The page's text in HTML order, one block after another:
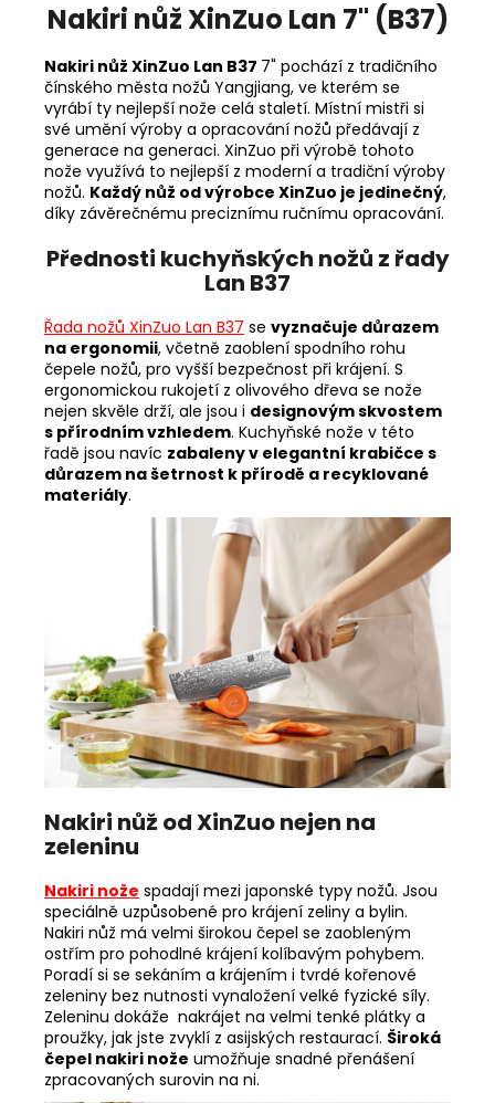
Nakiri nůž XinZuo Lan 7" (B37)
Nakiri nůž XinZuo Lan B37 7" pochází z tradičního
čínského města nožů Yangjiang, ve kterém se
vyrábí ty nejlepší nože celá staletí. Místní mistři si
své umění výroby a opracování nožů předávají z
generace na generaci. XinZuo při výrobě tohoto
nože využívá to nejlepší z moderní a tradiční výroby
nožů. Každý nůž od výrobce XinZuo je jedinečný,
díky závěrečnému preciznímu ručnímu opracování.
Přednosti kuchyňských nožů z řady
Lan B37
Řada nožů XinZuo Lan B37 se vyznačuje důrazem
na ergonomii, včetně zaoblení spodního rohu
čepele nožů, pro vyšší bezpečnost při krájení. S
ergonomickou rukojetí z olivového dřeva se nože
nejen skvěle drží, ale jsou i designovým skvostem
s přírodním vzhledem. Kuchyňské nože v této
řadě jsou navíc zabaleny v elegantní krabičce s
důrazem na šetrnost k přírodě a recyklované
materiály.
Nakiri nůž od XinZuo nejen na
zeleninu
Nakiri nože spadají mezi japonské typy nožů. Jsou
speciálně uzpůsobené pro krájení zeliny a bylin.
Nakiri nůž má velmi širokou čepel se zaobleným
ostřím pro pohodlné krájení kolíbavým pohybem.
Poradí si se sekáním a krájením i tvrdé kořenové
zeleniny bez nutnosti vynaložení velké fyzické síly.
Zeleninu dokáže nakrájet na velmi tenké plátky a
proužky, jak jste zvyklí z asijských restaurací. Široká
čepel nakiri nože umožňuje snadné přenášení
zpracovaných surovin na ni.